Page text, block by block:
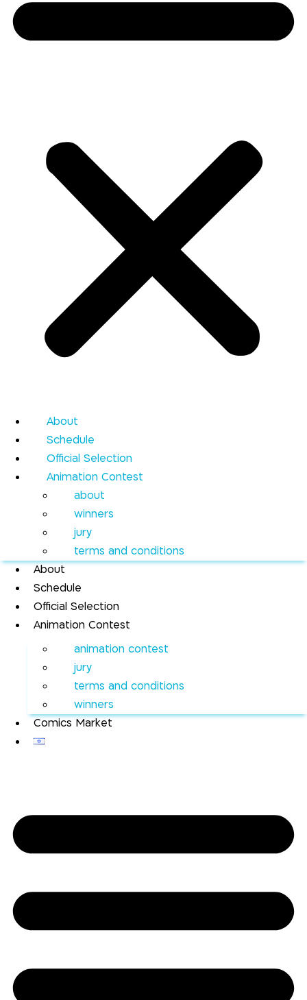
About
Schedule
Official Selection
Animation Contest
about
winners
jury
terms and conditions
About
Schedule
Official Selection
Animation Contest
animation contest
jury
terms and conditions
winners
Comics Market